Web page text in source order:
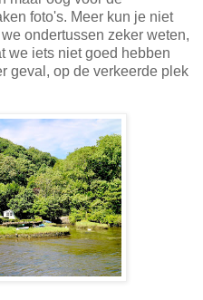
foto's. Meer kun je niet
ondertussen zeker weten,
we iets niet goed hebben
geval, op de verkeerde plek